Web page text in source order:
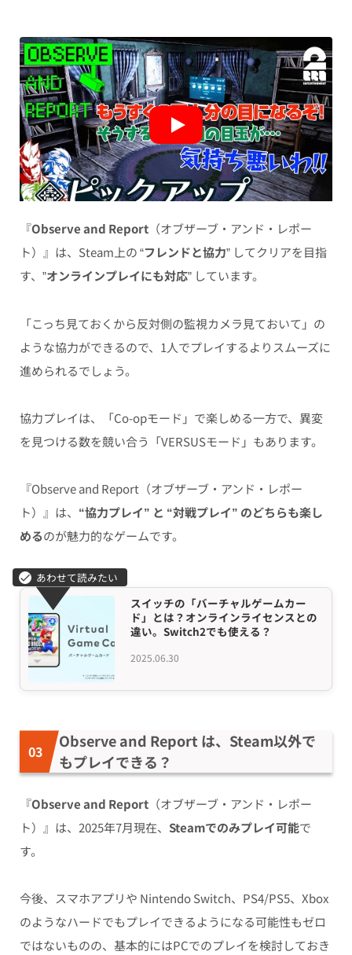
『Observe and Report（オブザーブ・アンド・レポー
ト）』は、Steam上の “フレンドと協力” してクリアを目指
す、”オンラインプレイにも対応” しています。
「こっち見ておくから反対側の監視カメラ見ておいて」の
ような協力ができるので、1人でプレイするよりスムーズに
進められるでしょう。
協力プレイは、「Co-opモード」で楽しめる一方で、異変
を見つける数を競い合う「VERSUSモード」もあります。
『Observe and Report（オブザーブ・アンド・レポー
ト）』は、 “協力プレイ” と “対戦プレイ” のどちらも楽し
めるのが魅力的なゲームです。
2025.06.30
スイッチの「バーチャルゲームカー
ド」とは？オンラインライセンスとの
違い。Switch2でも使える？
Observe and Report は、Steam以外で
もプレイできる？
『Observe and Report（オブザーブ・アンド・レポー
ト）』は、2025年7月現在、 Steamでのみプレイ可能で
す。
今後、スマホアプリや Nintendo Switch、PS4/PS5、Xbox
のようなハードでもプレイできるようになる可能性もゼロ
ではないものの、基本的にはPCでのプレイを検討しておき